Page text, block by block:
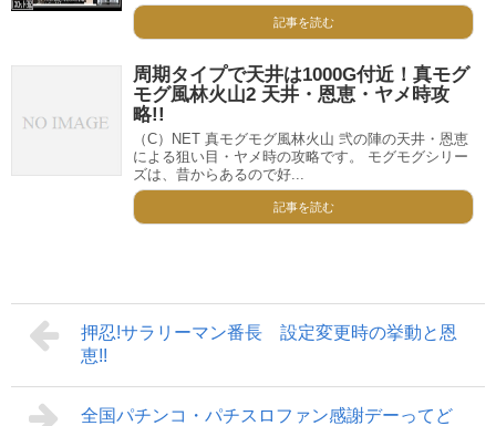
記事を読む
周期タイプで天井は1000G付近！真モグ
モグ風林火山2 天井・恩恵・ヤメ時攻
略!!
（C）NET 真モグモグ風林火山 弐の陣の天井・恩恵
による狙い目・ヤメ時の攻略です。 モグモグシリー
ズは、昔からあるので好...
記事を読む
押忍!サラリーマン番長 設定変更時の挙動と恩
恵!!
全国パチンコ・パチスロファン感謝デーってど